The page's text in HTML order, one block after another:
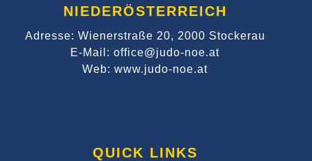
NIEDERÖSTERREICH
Adresse: Wienerstraße 20, 2000 Stockerau
E-Mail: office@judo-noe.at
Web: www.judo-noe.at
QUICK LINKS